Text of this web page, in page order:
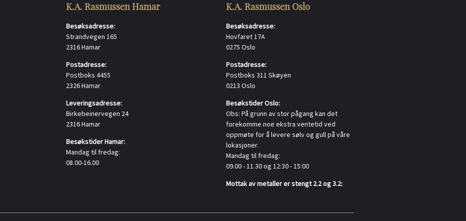
K.A. Rasmussen Hamar
Besøksadresse:
Strandvegen 165
2316 Hamar
Postadresse:
Postboks 4455
2326 Hamar
Leveringsadresse:
Birkebeinervegen 24
2316 Hamar
Besøkstider Hamar:
Mandag til fredag:
08.00-16.00
K.A. Rasmussen Oslo
Besøksadresse:
Hovfaret 17A
0275 Oslo
Postadresse:
Postboks 311 Skøyen
0213 Oslo
Besøkstider Oslo:
Obs: På grunn av stor pågang kan det
forekomme noe ekstra ventetid ved
oppmøte for å levere sølv og gull på våre
lokasjoner.
Mandag til fredag:
09.00 - 11.30 og 12:30 - 15:00
Mottak av metaller er stengt 2.2 og 3.2: